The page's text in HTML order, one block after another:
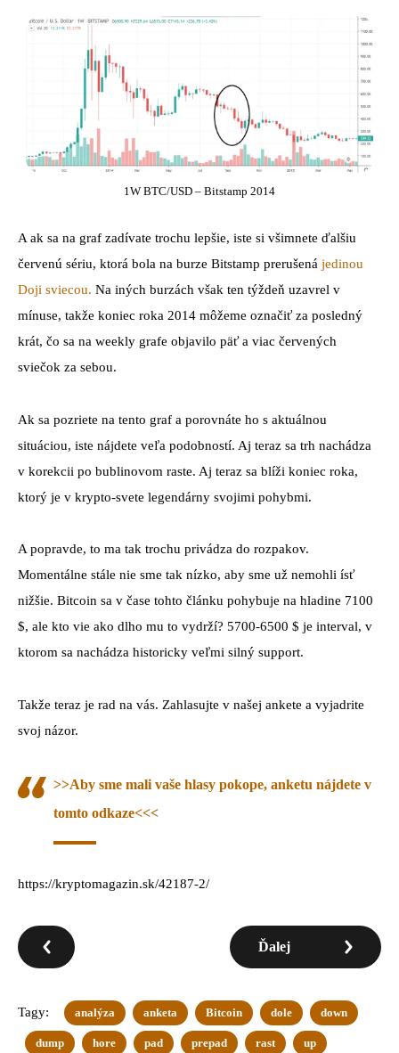
1W BTC/USD – Bitstamp 2014
A ak sa na graf zadívate trochu lepšie, iste si všimnete ďalšiu
červenú sériu, ktorá bola na burze Bitstamp prerušená jedinou
Doji sviecou. Na iných burzách však ten týždeň uzavrel v
mínuse, takže koniec roka 2014 môžeme označiť za posledný
krát, čo sa na weekly grafe objavilo päť a viac červených
sviečok za sebou.
Ak sa pozriete na tento graf a porovnáte ho s aktuálnou
situáciou, iste nájdete veľa podobností. Aj teraz sa trh nachádza
v korekcii po bublinovom raste. Aj teraz sa blíži koniec roka,
ktorý je v krypto-svete legendárny svojimi pohybmi.
A popravde, to ma tak trochu privádza do rozpakov.
Momentálne stále nie sme tak nízko, aby sme už nemohli ísť
nižšie. Bitcoin sa v čase tohto článku pohybuje na hladine 7100
$, ale kto vie ako dlho mu to vydrží? 5700-6500 $ je interval, v
ktorom sa nachádza historicky veľmi silný support.
Takže teraz je rad na vás. Zahlasujte v našej ankete a vyjadrite
svoj názor.
>>Aby sme mali vaše hlasy pokope, anketu nájdete v
tomto odkaze<<<
https://kryptomagazin.sk/42187-2/
Ďalej
Tagy: analýza anketa Bitcoin dole down
dump hore pad prepad rast up